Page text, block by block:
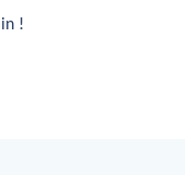
!